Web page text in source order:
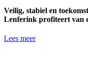
Veilig, stabiel en
Lenferink profiteert van
Lees meer